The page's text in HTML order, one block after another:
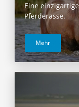
Eine
Pferderasse.
Mehr